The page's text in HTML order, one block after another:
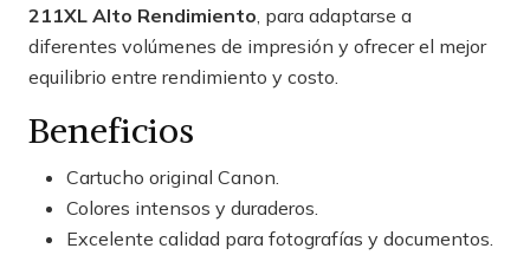
211XL Alto Rendimiento , para adaptarse a
diferentes volúmenes de impresión y ofrecer el mejor
equilibrio entre rendimiento y costo.
Beneficios
Cartucho original Canon.
Colores intensos y duraderos.
Excelente calidad para fotografías y documentos.